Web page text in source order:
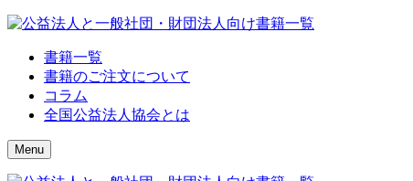
書籍一覧
書籍のご注文について
コラム
全国公益法人協会とは
Menu